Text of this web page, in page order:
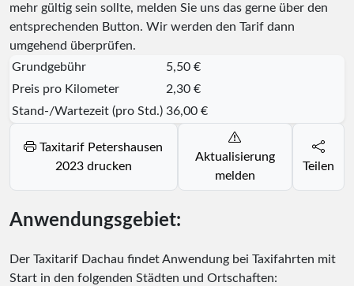
mehr gültig sein sollte, melden Sie uns das gerne über den
entsprechenden Button. Wir werden den Tarif dann
umgehend überprüfen.
Grundgebühr
5,50 €
Preis pro Kilometer
2,30 €
Stand-/Wartezeit (pro Std.) 36,00 €
Taxitarif Petershausen
2023 drucken
Aktualisierung
melden
Teilen
Anwendungsgebiet:
Der Taxitarif Dachau findet Anwendung bei Taxifahrten mit
Start in den folgenden Städten und Ortschaften: